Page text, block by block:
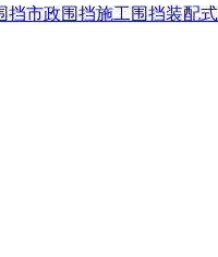
挡市政围挡施工围挡装配